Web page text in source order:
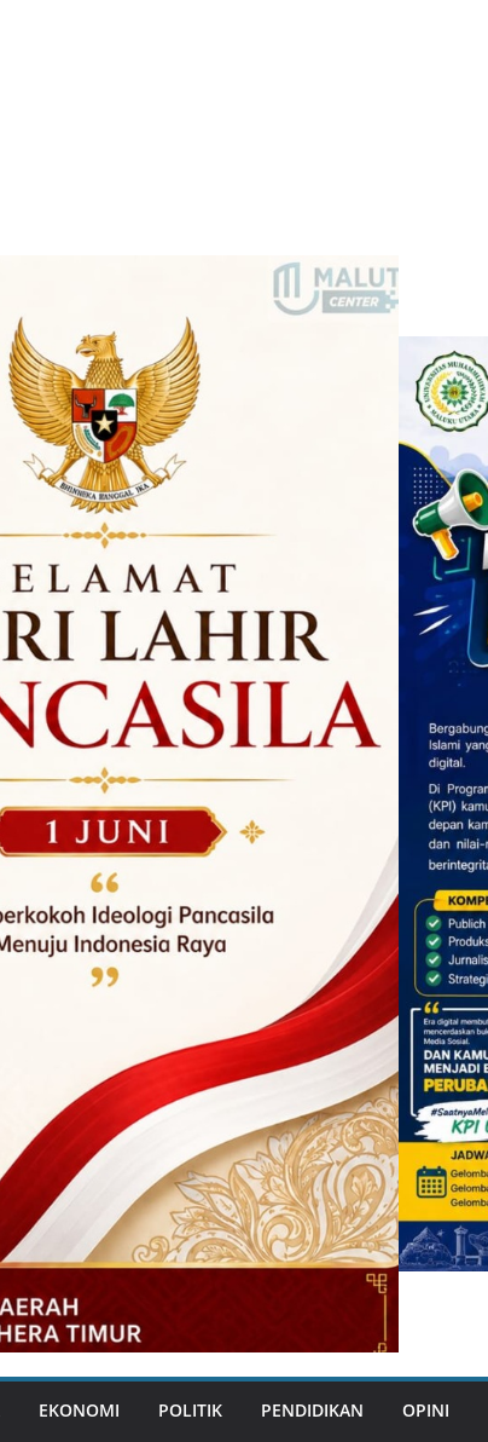
EKONOMI POLITIK PENDIDIKAN OPINI